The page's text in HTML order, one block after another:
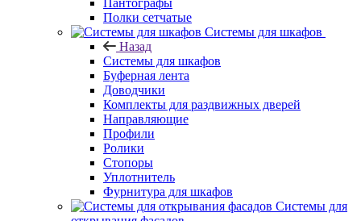
Пантографы
Полки сетчатые
Системы для шкафов
Назад
Системы для шкафов
Буферная лента
Доводчики
Комплекты для раздвижных дверей
Направляющие
Профили
Ролики
Стопоры
Уплотнитель
Фурнитура для шкафов
Системы для